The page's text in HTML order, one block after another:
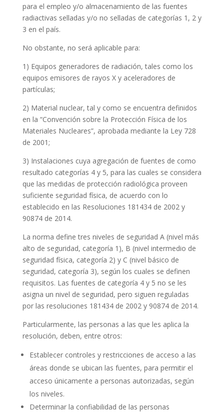
para el empleo y/o almacenamiento de las fuentes
radiactivas selladas y/o no selladas de categorías 1, 2 y
3 en el país.
No obstante, no será aplicable para:
1) Equipos generadores de radiación, tales como los
equipos emisores de rayos X y aceleradores de
partículas;
2) Material nuclear, tal y como se encuentra definidos
en la “Convención sobre la Protección Física de los
Materiales Nucleares”, aprobada mediante la Ley 728
de 2001;
3) Instalaciones cuya agregación de fuentes de como
resultado categorías 4 y 5, para las cuales se considera
que las medidas de protección radiológica proveen
suficiente seguridad física, de acuerdo con lo
establecido en las Resoluciones 181434 de 2002 y
90874 de 2014.
La norma define tres niveles de seguridad A (nivel más
alto de seguridad, categoría 1), B (nivel intermedio de
seguridad física, categoría 2) y C (nivel básico de
seguridad, categoría 3), según los cuales se definen
requisitos. Las fuentes de categoría 4 y 5 no se les
asigna un nivel de seguridad, pero siguen reguladas
por las resoluciones 181434 de 2002 y 90874 de 2014.
Particularmente, las personas a las que les aplica la
resolución, deben, entre otros:
Establecer controles y restricciones de acceso a las
áreas donde se ubican las fuentes, para permitir el
acceso únicamente a personas autorizadas, según
los niveles.
Determinar la confiabilidad de las personas